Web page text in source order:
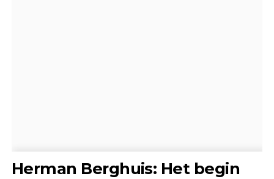
Herman Berghuis: Het begin